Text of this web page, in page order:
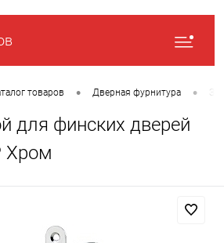
товаров • Дверная фурнитура •
для финских дверей
Хром